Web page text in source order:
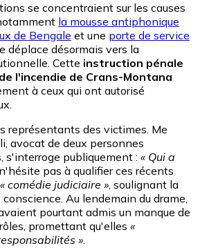
se concentraient sur les causes
la mousse antiphonique
de Bengale et une porte de service
déplace désormais vers la
Cette instruction pénale
l'incendie de Crans-Montana
à ceux qui ont autorisé
représentants des victimes. Me
avocat de deux personnes
s'interroge publiquement : « Qui a
pas à qualifier ces récents
« comédie judiciaire », soulignant la
Au lendemain du drame,
pourtant admis un manque de
promettant qu'elles «
».